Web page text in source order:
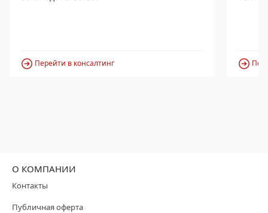
Перейти в консалтинг
О КОМПАНИИ
Контакты
Публичная оферта